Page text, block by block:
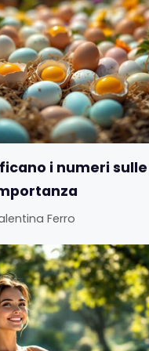
i numeri
Ferro